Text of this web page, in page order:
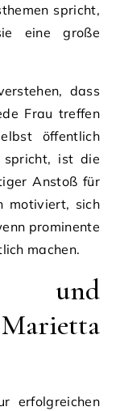
spricht,
eine große
dass
Frau treffen
öffentlich
spricht, ist die
Anstoß für
motiviert, sich
prominente
machen.
und
erfolgreichen